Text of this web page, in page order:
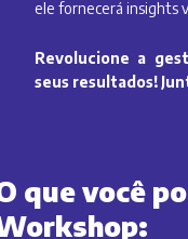
ele fornecerá insights
Revolucione a
seus resultados!
que você